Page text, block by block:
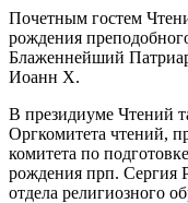
Почетным гостем
рождения
Блаженнейший
Иоанн Х.
В президиуме Чтений
Оргкомитета чтений,
комитета по
рождения прп. Сергия
отдела религиозного